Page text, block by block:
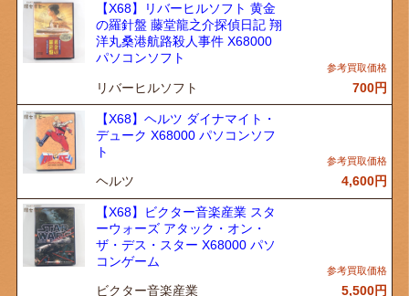
【X68】リバーヒルソフト 黄金
の羅針盤 藤堂龍之介探偵日記 翔
洋丸桑港航路殺人事件 X68000
パソコンソフト
リバーヒルソフト 700円
【X68】ヘルツ ダイナマイト・
デューク X68000 パソコンソフ
ト
ヘルツ 4,600円
【X68】ビクター音楽産業 スタ
ーウォーズ アタック・オン・
ザ・デス・スター X68000 パソ
コンゲーム
ビクター音楽産業 5,500円